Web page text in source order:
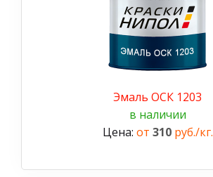
Эмаль ОСК 1203
в наличии
Цена: от 310руб./кг.